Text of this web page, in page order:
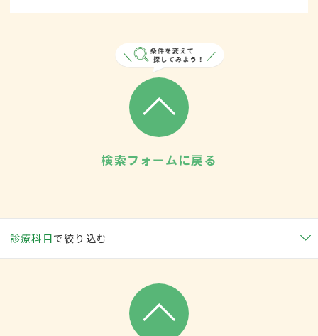
検索フォームに戻る
診療科目で絞り込む